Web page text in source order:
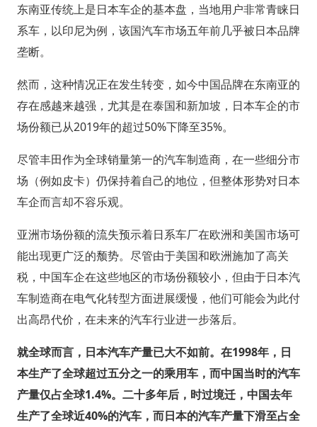
东南亚传统上是日本车企的基本盘，当地用户非常青睐日
系车，以印尼为例，该国汽车市场五年前几乎被日本品牌
垄断。
然而，这种情况正在发生转变，如今中国品牌在东南亚的
存在感越来越强，尤其是在泰国和新加坡，日本车企的市
场份额已从2019年的超过50%下降至35%。
尽管丰田作为全球销量第一的汽车制造商，在一些细分市
场（例如皮卡）仍保持着自己的地位，但整体形势对日本
车企而言却不容乐观。
亚洲市场份额的流失预示着日系车厂在欧洲和美国市场可
能出现更广泛的颓势。尽管由于美国和欧洲施加了高关
税，中国车企在这些地区的市场份额较小，但由于日本汽
车制造商在电气化转型方面进展缓慢，他们可能会为此付
出高昂代价，在未来的汽车行业进一步落后。
就全球而言，日本汽车产量已大不如前。在1998年，日
本生产了全球超过五分之一的乘用车，而中国当时的汽车
产量仅占全球1.4%。二十多年后，时过境迁，中国去年
生产了全球近40%的汽车，而日本的汽车产量下滑至占全